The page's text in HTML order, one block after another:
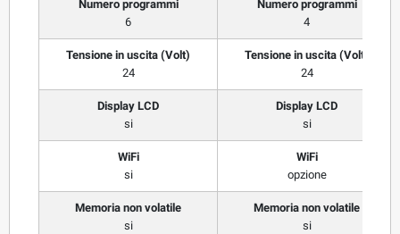
Numero programmi
6
Numero programmi
4
Tensione in uscita (Volt)
24
Tensione in uscita (Volt)
24
Display LCD
si
Display LCD
si
WiFi
si
WiFi
opzione
Memoria non volatile
si
Memoria non volatile
si